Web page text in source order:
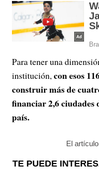
Para tener una
institución,con esos
construir más de
financiar 2,6 ciudades
país.
El
TE PUEDE